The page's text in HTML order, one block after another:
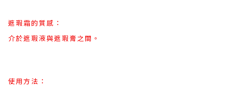
遮瑕霜的質感：
介於遮瑕液與遮瑕膏之間。
使用方法：